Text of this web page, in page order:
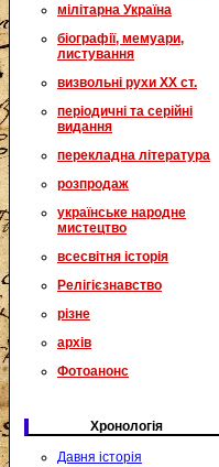
мілітарна Україна
біографії, мемуари,
листування
визвольні рухи XX ст.
періодичні та серійні
видання
перекладна література
розпродаж
українське народне
мистецтво
всесвітня історія
Релігієзнавство
різне
архів
Фотоанонс
Хронологія
Давня історія